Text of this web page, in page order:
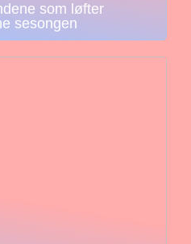
som løfter
sesongen